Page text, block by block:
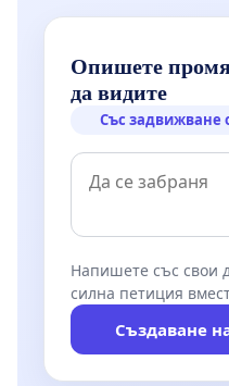
Опишете
да видите
Със задвижване
Напишете със свои
силна петиция
Създаване